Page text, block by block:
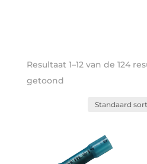
Resultaat 1–12 van de 124
getoond